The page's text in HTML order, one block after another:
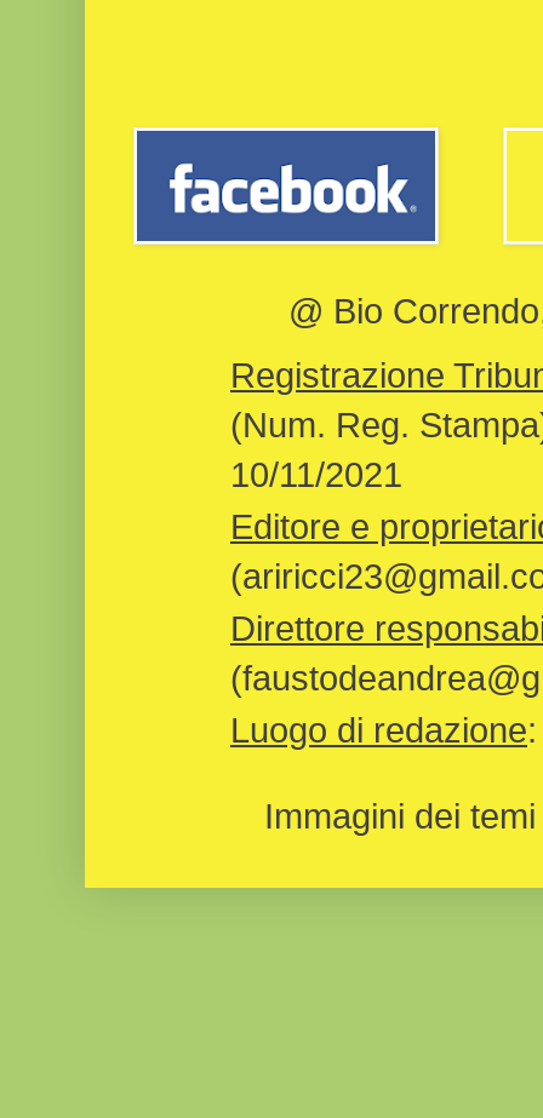
@ Bio
Registrazione
(Num. Reg.
10/11/2021
Editore e
Direttore
Luogo di redazione
Immagini dei